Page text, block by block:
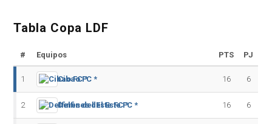
Tabla Copa LDF
# Equipos PTS PJ
1 Cibao FC * 16 6
2 Delfines del Este FC * 16 6